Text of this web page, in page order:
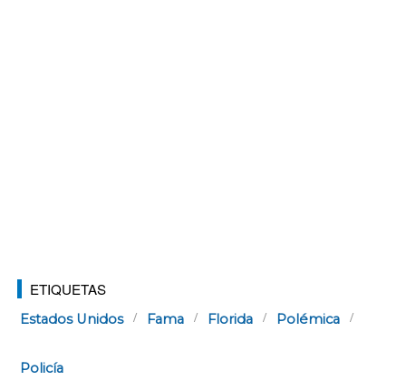
ETIQUETAS
Estados Unidos Fama Florida Polémica
Policía